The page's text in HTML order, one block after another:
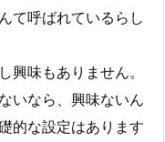
て呼ばれているらし
興味もありません。
いなら、興味ないん
的な設定はあります